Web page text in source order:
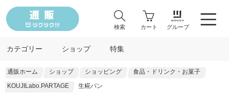
検索 カート グループ
カテゴリー ショップ 特集
通販ホーム ショップ ショッピング
食品・ドリンク・お菓子
KOUJILabo.PARTAGE
生糀パン